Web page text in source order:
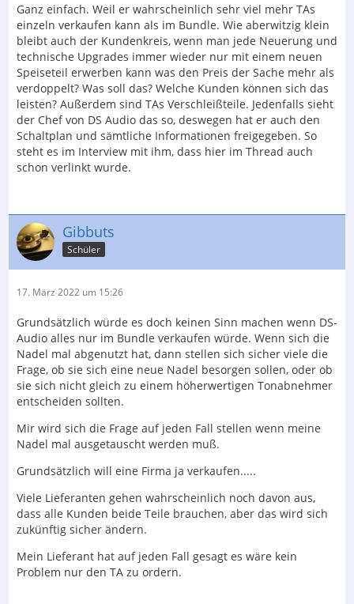
Ganz einfach. Weil er wahrscheinlich sehr viel mehr TAs
einzeln verkaufen kann als im Bundle. Wie aberwitzig klein
bleibt auch der Kundenkreis, wenn man jede Neuerung und
technische Upgrades immer wieder nur mit einem neuen
Speiseteil erwerben kann was den Preis der Sache mehr als
verdoppelt? Was soll das? Welche Kunden können sich das
leisten? Außerdem sind TAs Verschleißteile. Jedenfalls sieht
der Chef von DS Audio das so, deswegen hat er auch den
Schaltplan und sämtliche Informationen freigegeben. So
steht es im Interview mit ihm, dass hier im Thread auch
schon verlinkt wurde.
Gibbuts
Schüler
17. März 2022 um 15:26
Grundsätzlich würde es doch keinen Sinn machen wenn DS-
Audio alles nur im Bundle verkaufen würde. Wenn sich die
Nadel mal abgenutzt hat, dann stellen sich sicher viele die
Frage, ob sie sich eine neue Nadel besorgen sollen, oder ob
sie sich nicht gleich zu einem höherwertigen Tonabnehmer
entscheiden sollten.
Mir wird sich die Frage auf jeden Fall stellen wenn meine
Nadel mal ausgetauscht werden muß.
Grundsätzlich will eine Firma ja verkaufen.....
Viele Lieferanten gehen wahrscheinlich noch davon aus,
dass alle Kunden beide Teile brauchen, aber das wird sich
zukünftig sicher ändern.
Mein Lieferant hat auf jeden Fall gesagt es wäre kein
Problem nur den TA zu ordern.